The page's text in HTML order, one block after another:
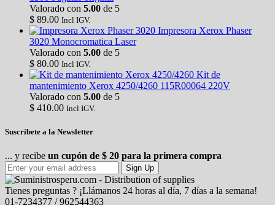
Valorado con 5.00 de 5
$ 89.00 Incl IGV.
Impresora Xerox Phaser
3020 Monocromatica Laser
Valorado con 5.00 de 5
$ 80.00 Incl IGV.
Kit de
mantenimiento Xerox 4250/4260 115R00064 220V
Valorado con 5.00 de 5
$ 410.00 Incl IGV.
Suscríbete a la Newsletter
... y recibe un cupón de $ 20 para la primera compra
Sign Up
Tienes preguntas ? ¡Llámanos 24 horas al día, 7 días a la semana!
01-7234377 / 962544363